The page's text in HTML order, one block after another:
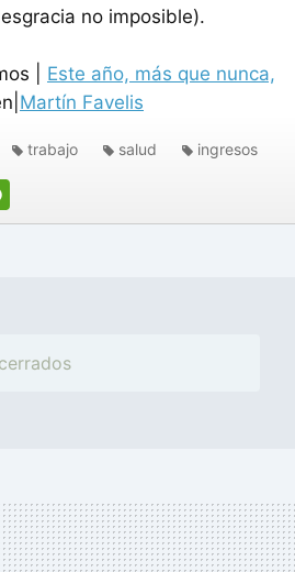
no imposible).
| Este año, más que nunca,
Martín Favelis
trabajo salud ingresos